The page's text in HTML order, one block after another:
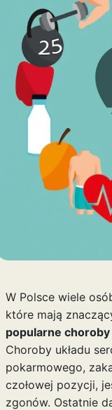
W Polsce wiele
które mają
popularne choroby
Choroby układu
pokarmowego,
czołowej pozycji,
zgonów. Ostatnie